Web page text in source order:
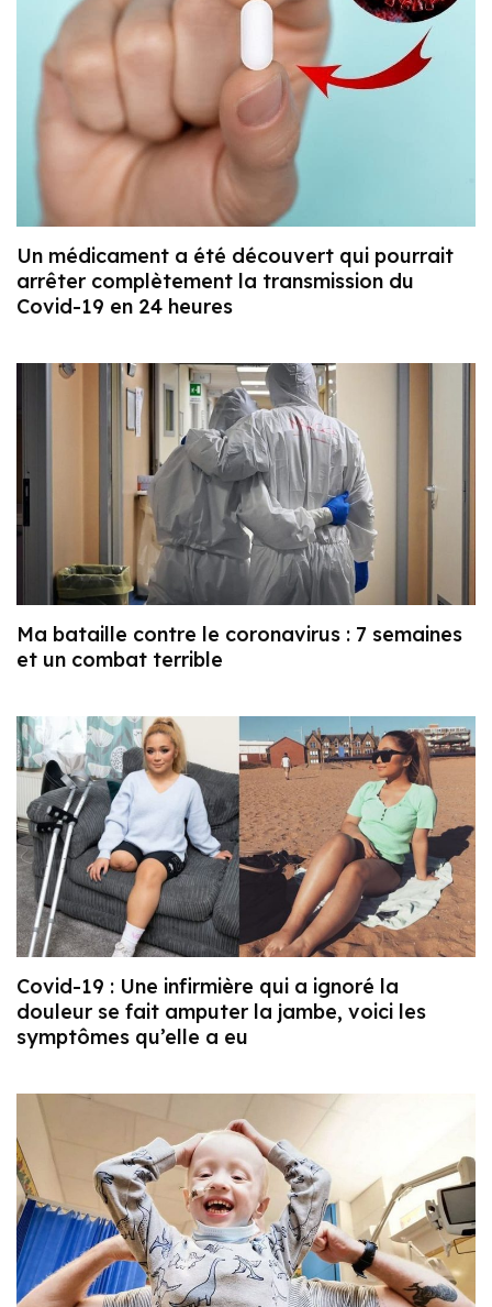
Un médicament a été découvert qui pourrait
arrêter complètement la transmission du
Covid-19 en 24 heures
Ma bataille contre le coronavirus : 7 semaines
et un combat terrible
Covid-19 : Une infirmière qui a ignoré la
douleur se fait amputer la jambe, voici les
symptômes qu’elle a eu